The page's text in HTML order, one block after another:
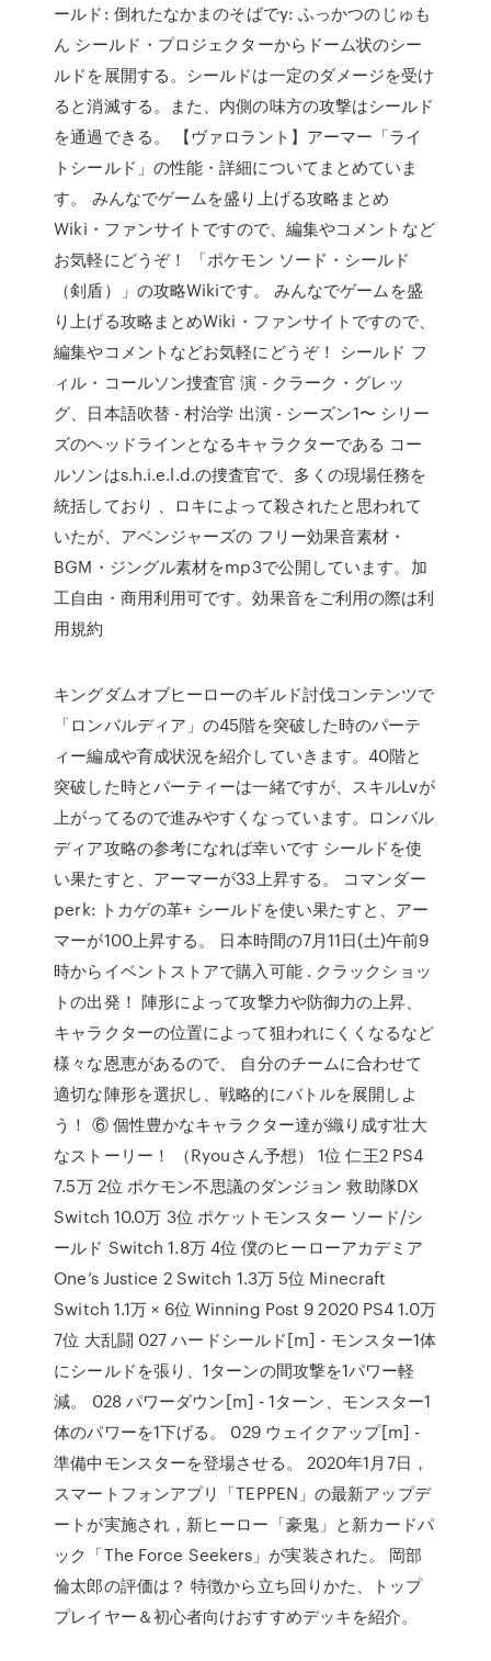
ールド: 倒れたなかまのそばでy: ふっかつのじゅも
ん シールド・プロジェクターからドーム状のシー
ルドを展開する。シールドは一定のダメージを受け
ると消滅する。また、内側の味方の攻撃はシールド
を通過できる。 【ヴァロラント】アーマー「ライ
トシールド」の性能・詳細についてまとめていま
す。 みんなでゲームを盛り上げる攻略まとめ
Wiki・ファンサイトですので、編集やコメントなど
お気軽にどうぞ！ 「ポケモン ソード・シールド
（剣盾）」の攻略Wikiです。 みんなでゲームを盛
り上げる攻略まとめWiki・ファンサイトですので、
編集やコメントなどお気軽にどうぞ！ シールド フ
ィル・コールソン捜査官 演 - クラーク・グレッ
グ、日本語吹替 - 村治学 出演 - シーズン1〜 シリー
ズのヘッドラインとなるキャラクターである コー
ルソンはs.h.i.e.l.d.の捜査官で、多くの現場任務を
統括しており 、ロキによって殺されたと思われて
いたが、アベンジャーズの フリー効果音素材・
BGM・ジングル素材をmp3で公開しています。加
工自由・商用利用可です。効果音をご利用の際は利
用規約
キングダムオブヒーローのギルド討伐コンテンツで
「ロンバルディア」の45階を突破した時のパーテ
ィー編成や育成状況を紹介していきます。40階と
突破した時とパーティーは一緒ですが、スキルLvが
上がってるので進みやすくなっています。ロンバル
ディア攻略の参考になれば幸いです シールドを使
い果たすと、アーマーが33上昇する。 コマンダー
perk: トカゲの革+ シールドを使い果たすと、アー
マーが100上昇する。 日本時間の7月11日(土)午前9
時からイベントストアで購入可能 . クラックショッ
トの出発！ 陣形によって攻撃力や防御力の上昇、
キャラクターの位置によって狙われにくくなるなど
様々な恩恵があるので、 自分のチームに合わせて
適切な陣形を選択し、戦略的にバトルを展開しよ
う！ ⑥ 個性豊かなキャラクター達が織り成す壮大
なストーリー！ （Ryouさん予想） 1位 仁王2 PS4
7.5万 2位 ポケモン不思議のダンジョン 救助隊DX
Switch 10.0万 3位 ポケットモンスター ソード/シ
ールド Switch 1.8万 4位 僕のヒーローアカデミア
One’s Justice 2 Switch 1.3万 5位 Minecraft
Switch 1.1万 × 6位 Winning Post 9 2020 PS4 1.0万
7位 大乱闘 027 ハードシールド[m] - モンスター1体
にシールドを張り、1ターンの間攻撃を1パワー軽
減。 028 パワーダウン[m] - 1ターン、モンスター1
体のパワーを1下げる。 029 ウェイクアップ[m] -
準備中モンスターを登場させる。 2020年1月7日，
スマートフォンアプリ「TEPPEN」の最新アップデ
ートが実施され，新ヒーロー「豪鬼」と新カードパ
ック「The Force Seekers」が実装された。 岡部
倫太郎の評価は？ 特徴から立ち回りかた、トップ
プレイヤー＆初心者向けおすすめデッキを紹介。